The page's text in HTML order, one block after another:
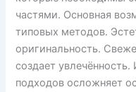
частями. Основная
типовых методов.
оригинальность.
создает
подходов осложняет